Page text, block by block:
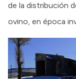
de la distribución
ovino, en época